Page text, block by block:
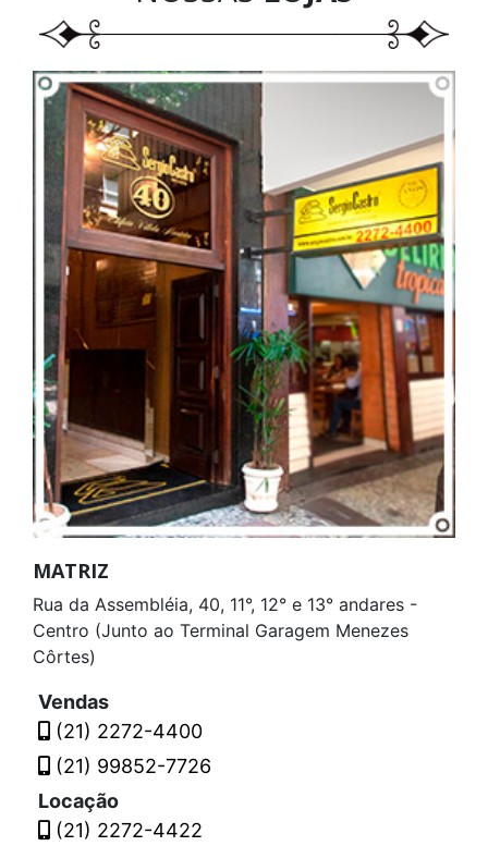
MATRIZ
Rua da Assembléia, 40, 11°, 12° e 13° andares -
Centro (Junto ao Terminal Garagem Menezes
Côrtes)
Vendas
(21) 2272-4400
(21) 99852-7726
Locação
(21) 2272-4422